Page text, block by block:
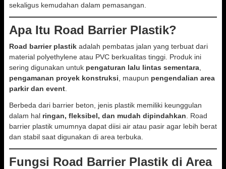
sekaligus kemudahan dalam pemasangan.
Apa Itu Road Barrier Plastik?
Road barrier plastik adalah pembatas jalan yang terbuat dari
material polyethylene atau PVC berkualitas tinggi. Produk ini
sering digunakan untuk pengaturan lalu lintas sementara
pengamanan proyek konstruksi , maupun pengendalian area
parkir dan event
Berbeda dari barrier beton, jenis plastik memiliki keunggulan
dalam hal ringan, fleksibel, dan mudah dipindahkan . Road
barrier plastik umumnya dapat diisi air atau pasir agar lebih berat
dan stabil saat digunakan di area terbuka.
Fungsi Road Barrier Plastik di Area